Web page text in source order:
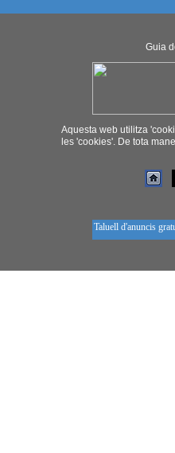
Guia
Aquesta web utilitza
les 'cookies'. De tota